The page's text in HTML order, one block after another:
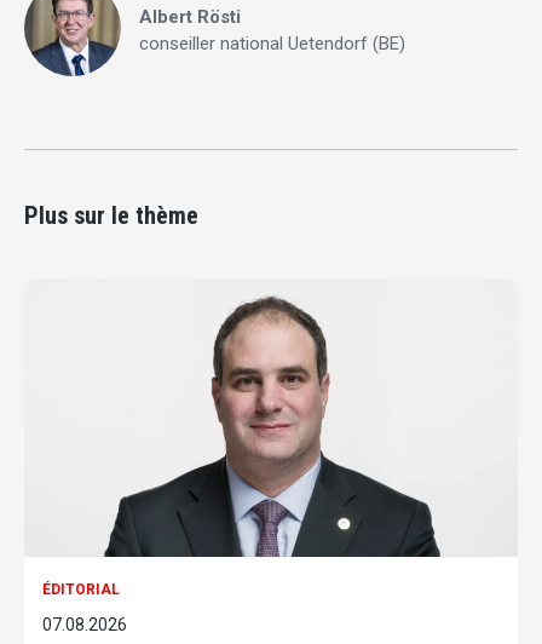
Albert Rösti
conseiller national Uetendorf (BE)
Plus sur le thème
ÉDITORIAL
07.08.2026